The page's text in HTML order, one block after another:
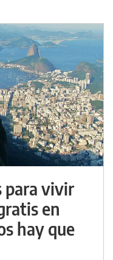
para vivir
en
hay que